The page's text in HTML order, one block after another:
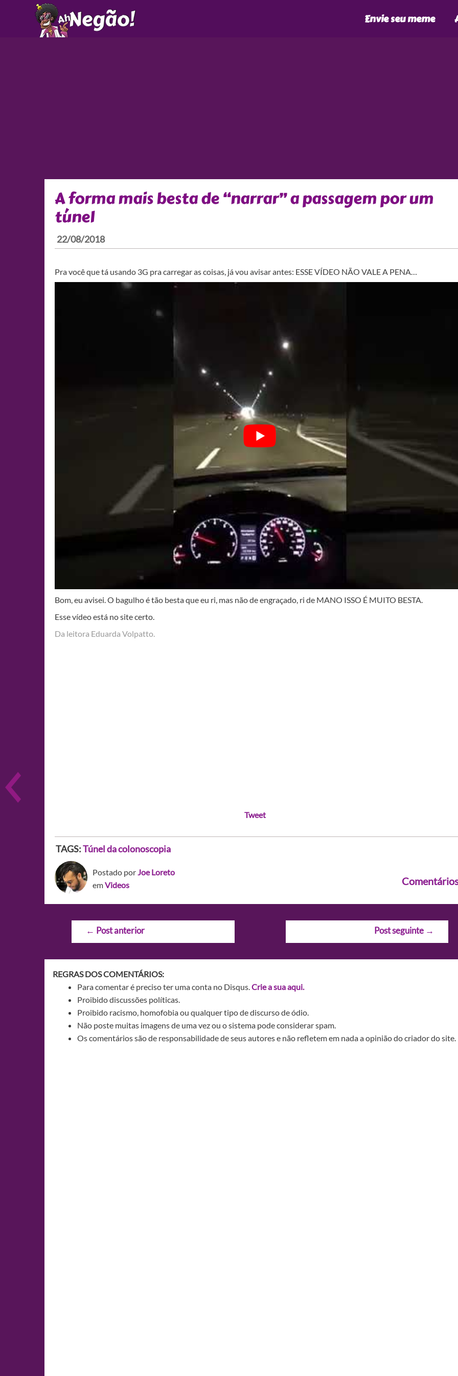
Envie seu meme
A forma mais besta de “narrar” a passagem por um
túnel
22/08/2018
Pra você que tá usando 3G pra carregar as coisas, já vou avisar antes: ESSE VÍDEO NÃO VALE A PENA…
Bom, eu avisei. O bagulho é tão besta que eu ri, mas não de engraçado, ri de MANO ISSO É MUITO BESTA.
Esse vídeo está no site certo.
Da leitora Eduarda Volpatto.
Tweet
TAGS:Túnel da colonoscopia
Postado porJoe Loreto
emVideos
Navegação
← Post anterior Post seguinte →
REGRAS DOS COMENTÁRIOS:
Para comentar é preciso ter uma conta no Disqus.Crie a sua aqui.
Proibido discussões políticas.
Proibido racismo, homofobia ou qualquer tipo de discurso de ódio.
Não poste muitas imagens de uma vez ou o sistema pode considerar spam.
Os comentários são de responsabilidade de seus autores e não refletem em nada a opinião do criador do site.